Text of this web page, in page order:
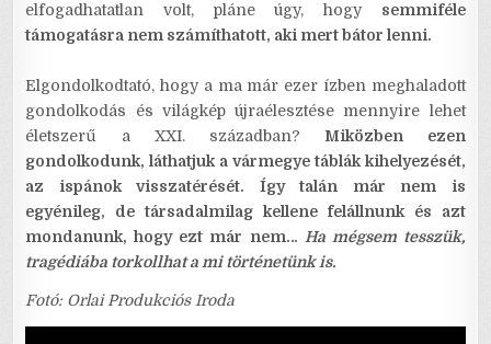
elfogadhatatlan volt, pláne úgy, hogy semmiféle
támogatásra nem számíthatott, aki mert bátor lenni.
Elgondolkodtató, hogy a ma már ezer ízben meghaladott
gondolkodás és világkép újraélesztése mennyire lehet
életszerű a XXI. században?Miközben ezen
gondolkodunk, láthatjuk a vármegye táblák kihelyezését,
az ispánok visszatérését. Így talán már nem is
egyénileg, de társadalmilag kellene felállnunk és azt
mondanunk, hogy ezt már nem… Ha mégsem tesszük,
tragédiába torkollhat a mi történetünk is.
Fotó: Orlai Produkciós Iroda